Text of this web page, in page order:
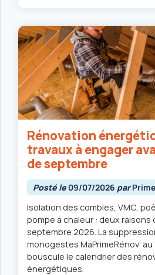
Rénovation
travaux à engager
de septembre
Posté le 09/07/2026 par
Isolation des combles, VMC,
pompe à chaleur : deux raisons
septembre 2026. La
monogestes MaPrimeRénov'
bouscule le calendrier des
énergétiques.